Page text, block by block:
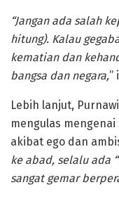
“Jangan ada salah
hitung). Kalau
kematian dan
bangsa dan negara,”
Lebih lanjut,
mengulas
akibat ego dan
ke abad, selalu ada
sangat gemar